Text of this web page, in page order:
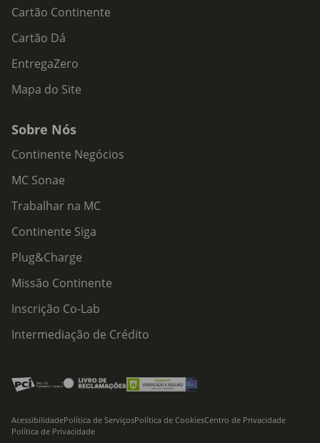
Cartão Continente
Cartão Dá
EntregaZero
Mapa do Site
Sobre Nós
Continente Negócios
MC Sonae
Trabalhar na MC
Continente Siga
Plug&Charge
Missão Continente
Inscrição Co-Lab
Intermediação de Crédito
AcessibilidadePolítica de ServiçosPolítica de CookiesCentro de Privacidade
Política de Privacidade